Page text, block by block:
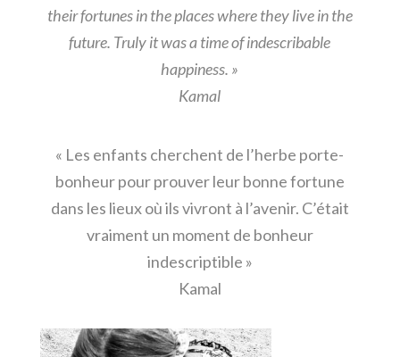
their fortunes in the places where they live in the
future. Truly it was a time of indescribable
happiness. »
Kamal
« Les enfants cherchent de l’herbe porte-
bonheur pour prouver leur bonne fortune
dans les lieux où ils vivront à l’avenir. C’était
vraiment un moment de bonheur
indescriptible »
Kamal